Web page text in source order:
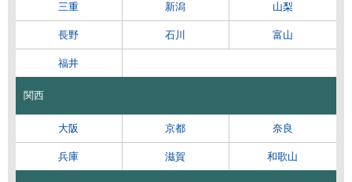
三重 新潟 山梨
長野 石川 富山
福井
関西
大阪 京都 奈良
兵庫 滋賀 和歌山